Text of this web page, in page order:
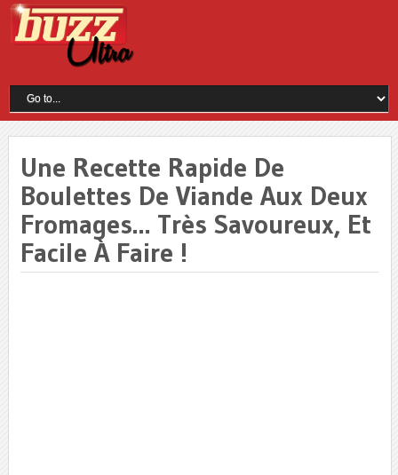
Une Recette Rapide De
Boulettes De Viande Aux Deux
Fromages… Très Savoureux, Et
Facile À Faire !